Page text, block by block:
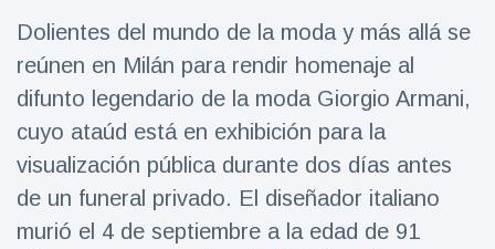
Salud y forma física
(73)
Viajes y Aventura
(77)
Últimas noticias
SKAI News
in English |
Dolientes del mundo de la moda y más allá se
reúnen en Milán para rendir homenaje al
difunto legendario de la moda Giorgio Armani,
cuyo ataúd está en exhibición para la
visualización pública durante dos días antes
de un funeral privado. El diseñador italiano
murió el 4 de septiembre a la edad de 91